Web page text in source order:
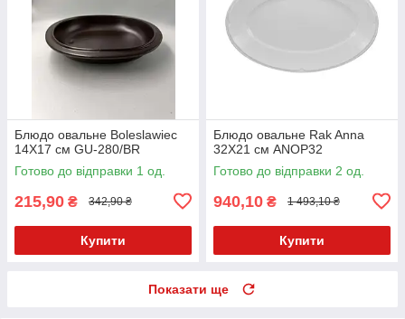
Блюдо овальне Boleslawiec
14X17 см GU-280/BR
Готово до відправки 1 од.
215,90 ₴ 342,90 ₴
Купити
Блюдо овальне Rak Anna
32Х21 см ANOP32
Готово до відправки 2 од.
940,10 ₴ 1 493,10 ₴
Купити
Показати ще